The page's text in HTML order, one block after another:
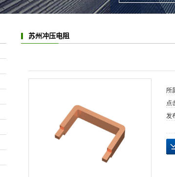
苏州冲压电阻
所
点
发